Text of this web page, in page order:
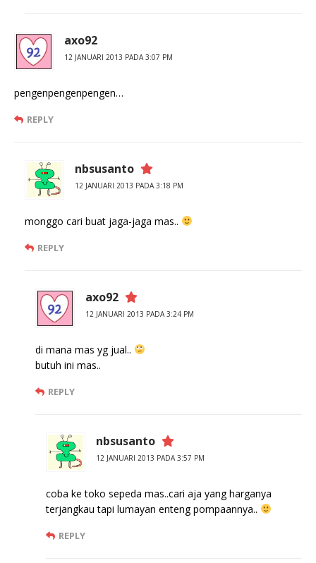
axo92
12 JANUARI 2013 PADA 3:07 PM
pengenpengenpengen…
REPLY
nbsusanto
12 JANUARI 2013 PADA 3:18 PM
monggo cari buat jaga-jaga mas..
REPLY
axo92
12 JANUARI 2013 PADA 3:24 PM
di mana mas yg jual..
butuh ini mas..
REPLY
nbsusanto
12 JANUARI 2013 PADA 3:57 PM
coba ke toko sepeda mas..cari aja yang harganya
terjangkau tapi lumayan enteng pompaannya..
REPLY